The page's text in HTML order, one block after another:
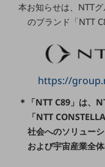
モビリティ
モバイルTOP
法人向けスマホ・携帯に関する
おすすめの機種、料金やサー
製品TOP
本お知らせは、NTT
のブランド「NTT
https://
＊「NTT C89」は、
「NTT
社会へのソリュー
および宇宙産業全